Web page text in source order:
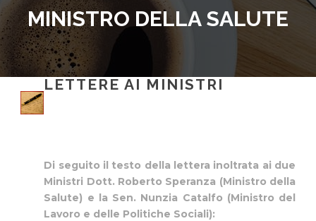
MINISTRO DELLA SALUTE
LETTERE AI MINISTRI
Di seguito il testo della lettera inoltrata ai due
Ministri Dott. Roberto Speranza (Ministro della
Salute) e la Sen. Nunzia Catalfo (Ministro del
Lavoro e delle Politiche Sociali):